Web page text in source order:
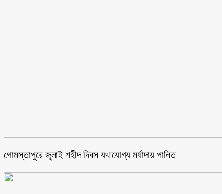
গোমস্তাপুরে জুলাই শহীদ দিবস যথাযোগ্য মর্যাদায় পালিত